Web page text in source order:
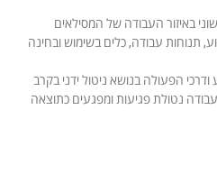
באיזור העבודה של המסילאים
תנוחות עבודה, כלים בשימוש ובחינה
הפעולה בנושא ניטול ידני בקרב
נטולת פגיעות ומפגעים כתוצאה